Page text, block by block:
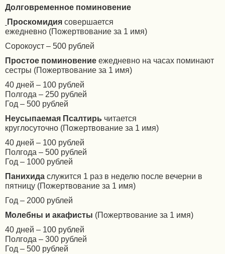
Долговременное поминовение
Проскомидия совершается
ежедневно (Пожертвование за 1 имя)
Сорокоуст – 500 рублей
Простое поминовение ежедневно на часах поминают
сестры (Пожертвование за 1 имя)
40 дней – 100 рублей
Полгода – 250 рублей
Год – 500 рублей
Неусыпаемая Псалтирь читается
круглосуточно (Пожертвование за 1 имя)
40 дней – 100 рублей
Полгода – 500 рублей
Год – 1000 рублей
Панихида служится 1 раз в неделю после вечерни в
пятницу (Пожертвование за 1 имя)
Год – 2000 рублей
Молебны и акафисты (Пожертвование за 1 имя)
40 дней – 100 рублей
Полгода – 300 рублей
Год – 500 рублей